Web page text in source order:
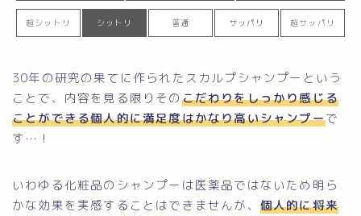
超シットリ シットリ 普通 サッパリ 超サッパリ
30年の研究の果てに作られたスカルプシャンプーという
ことで、内容を見る限りそのこだわりをしっかり感じる
ことができる個人的に満足度はかなり高いシャンプーで
す…！
いわゆる化粧品のシャンプーは医薬品ではないため明ら
かな効果を実感することはできませんが、 個人的に将来